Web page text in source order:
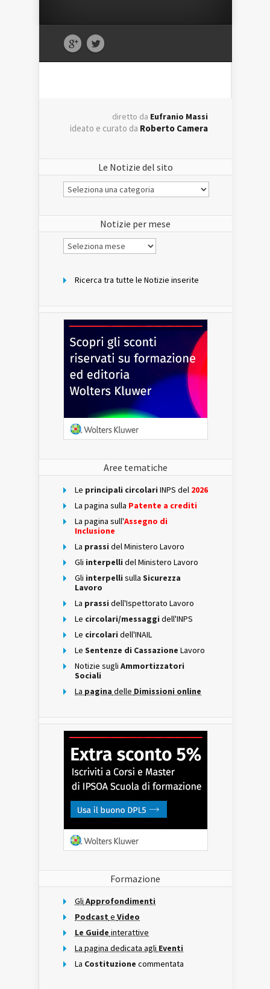
diretto da Eufranio Massi
ideato e curato da Roberto Camera
Le Notizie del sito
Le
Notizie
Notizie per mese
Notizie
per
Ricerca tra tutte le Notizie inserite
Aree tematiche
Le principali circolari INPS del 2026
La pagina sulla Patente a crediti
La pagina sull'Assegno di
Inclusione
La prassi del Ministero Lavoro
Gli interpelli del Ministero Lavoro
Gli interpelli sulla Sicurezza
Lavoro
La prassi dell'Ispettorato Lavoro
Le circolari/messaggi dell'INPS
Le circolari dell'INAIL
Le Sentenze di Cassazione Lavoro
Notizie sugli Ammortizzatori
Sociali
La pagina delle Dimissioni online
Formazione
Gli Approfondimenti
Podcast e Video
Le Guide interattive
La pagina dedicata agli Eventi
La Costituzione commentata